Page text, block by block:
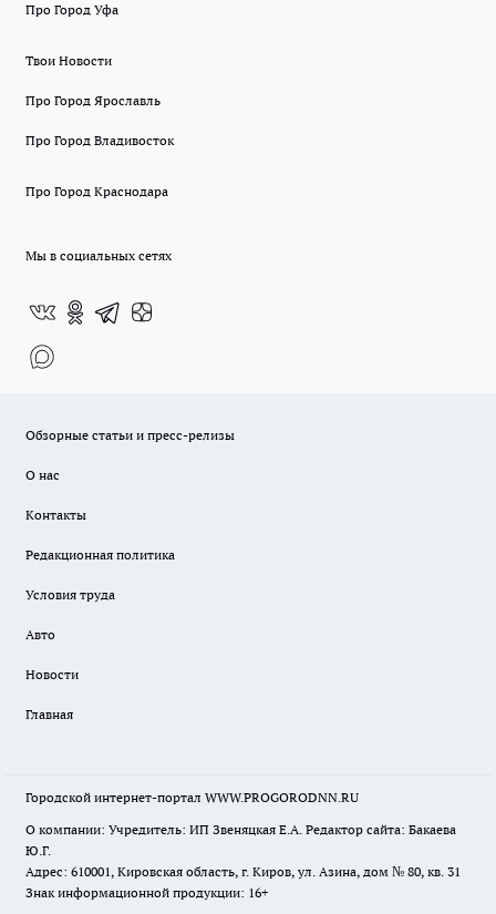
Про Город Уфа
Твои Новости
Про Город Ярославль
Про Город Владивосток
Про Город Краснодара
Мы в социальных сетях
Обзорные статьи и пресс-релизы
О нас
Контакты
Редакционная политика
Условия труда
Авто
Новости
Главная
Городской интернет-портал WWW.PROGORODNN.RU
О компании: Учредитель: ИП Звеняцкая Е.А. Редактор сайта: Бакаева
Ю.Г.
Адрес: 610001, Кировская область, г. Киров, ул. Азина, дом № 80, кв. 31
Знак информационной продукции: 16+